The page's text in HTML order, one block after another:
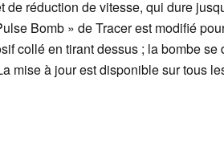
de réduction de vitesse, qui dure
Bomb » de Tracer est modifié
collé en tirant dessus ; la bombe se
mise à jour est disponible sur tous